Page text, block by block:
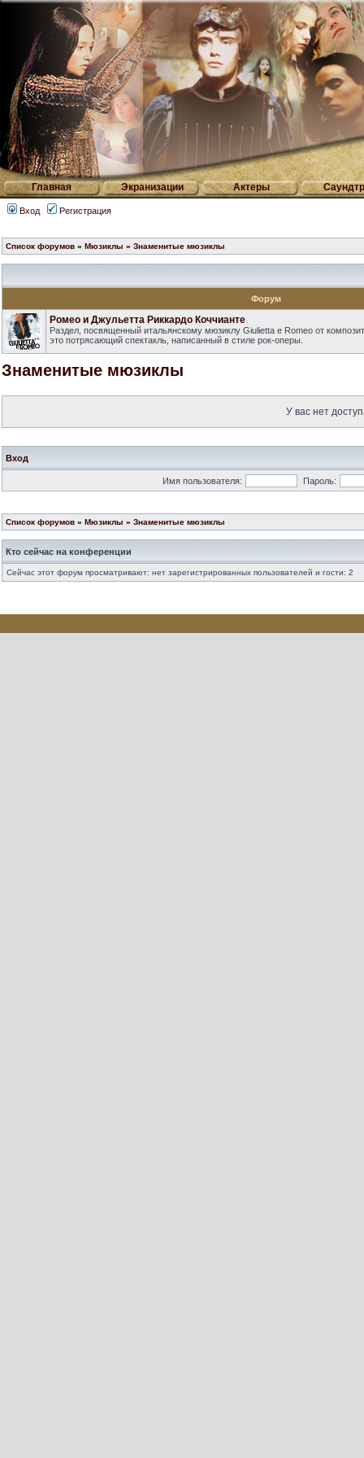
Главная Экранизации Актеры
Вход Регистрация
Список форумов » Мюзиклы » Знаменитые мюзиклы
Форум
Ромео и Джульетта Риккардо Коччианте
Раздел, посвященный итальянскому мюзиклу Giulietta e Romeo от
это потрясающий спектакль, написанный в стиле рок-оперы.
Знаменитые мюзиклы
У вас нет
Вход
Имя пользователя: Пароль:
Список форумов » Мюзиклы » Знаменитые мюзиклы
Кто сейчас на конференции
Сейчас этот форум просматривают: нет зарегистрированных пользователей и гости: 2